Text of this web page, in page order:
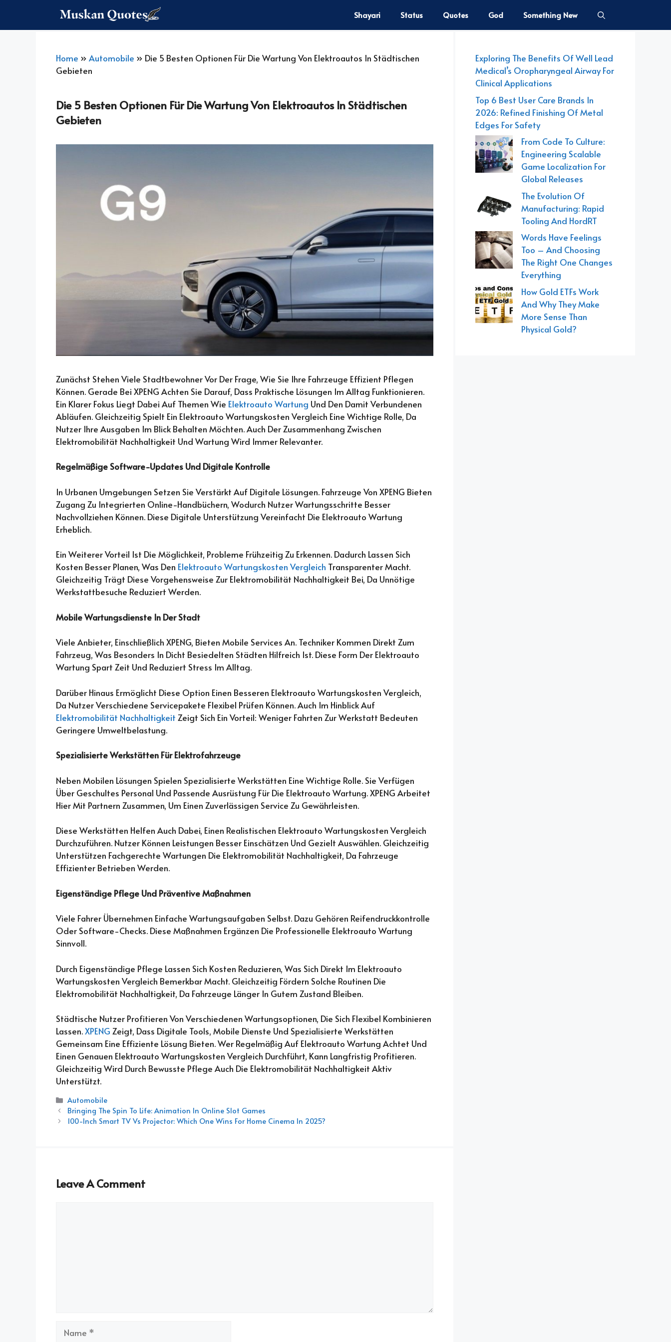
Content
Shayari Status Quotes God Something New
Home » Automobile » Die 5 Besten Optionen Für Die Wartung Von Elektroautos In Städtischen
Gebieten
Die 5 Besten Optionen Für Die Wartung Von Elektroautos In Städtischen
Gebieten
Zunächst Stehen Viele Stadtbewohner Vor Der Frage, Wie Sie Ihre Fahrzeuge Effizient Pflegen
Können. Gerade Bei XPENG Achten Sie Darauf, Dass Praktische Lösungen Im Alltag Funktionieren.
Ein Klarer Fokus Liegt Dabei Auf Themen Wie Elektroauto Wartung Und Den Damit Verbundenen
Abläufen. Gleichzeitig Spielt Ein Elektroauto Wartungskosten Vergleich Eine Wichtige Rolle, Da
Nutzer Ihre Ausgaben Im Blick Behalten Möchten. Auch Der Zusammenhang Zwischen
Elektromobilität Nachhaltigkeit Und Wartung Wird Immer Relevanter.
Regelmäßige Software-Updates Und Digitale Kontrolle
In Urbanen Umgebungen Setzen Sie Verstärkt Auf Digitale Lösungen. Fahrzeuge Von XPENG Bieten
Zugang Zu Integrierten Online-Handbüchern, Wodurch Nutzer Wartungsschritte Besser
Nachvollziehen Können. Diese Digitale Unterstützung Vereinfacht Die Elektroauto Wartung
Erheblich.
Ein Weiterer Vorteil Ist Die Möglichkeit, Probleme Frühzeitig Zu Erkennen. Dadurch Lassen Sich
Kosten Besser Planen, Was Den Elektroauto Wartungskosten Vergleich Transparenter Macht.
Gleichzeitig Trägt Diese Vorgehensweise Zur Elektromobilität Nachhaltigkeit Bei, Da Unnötige
Werkstattbesuche Reduziert Werden.
Mobile Wartungsdienste In Der Stadt
Viele Anbieter, Einschließlich XPENG, Bieten Mobile Services An. Techniker Kommen Direkt Zum
Fahrzeug, Was Besonders In Dicht Besiedelten Städten Hilfreich Ist. Diese Form Der Elektroauto
Wartung Spart Zeit Und Reduziert Stress Im Alltag.
Darüber Hinaus Ermöglicht Diese Option Einen Besseren Elektroauto Wartungskosten Vergleich,
Da Nutzer Verschiedene Servicepakete Flexibel Prüfen Können. Auch Im Hinblick Auf
Elektromobilität Nachhaltigkeit Zeigt Sich Ein Vorteil: Weniger Fahrten Zur Werkstatt Bedeuten
Geringere Umweltbelastung.
Spezialisierte Werkstätten FÜR Elektrofahrzeuge
Neben Mobilen Lösungen Spielen Spezialisierte Werkstätten Eine Wichtige Rolle. Sie Verfügen
Über Geschultes Personal Und Passende Ausrüstung Für Die Elektroauto Wartung. XPENG Arbeitet
Hier Mit Partnern Zusammen, Um Einen Zuverlässigen Service Zu Gewährleisten.
Diese Werkstätten Helfen Auch Dabei, Einen Realistischen Elektroauto Wartungskosten Vergleich
Durchzuführen. Nutzer Können Leistungen Besser Einschätzen Und Gezielt Auswählen. Gleichzeitig
Unterstützen Fachgerechte Wartungen Die Elektromobilität Nachhaltigkeit, Da Fahrzeuge
Effizienter Betrieben Werden.
Eigenständige Pflege Und Präventive Maßnahmen
Viele Fahrer Übernehmen Einfache Wartungsaufgaben Selbst. Dazu Gehören Reifendruckkontrolle
Oder Software-Checks. Diese Maßnahmen Ergänzen Die Professionelle Elektroauto Wartung
Sinnvoll.
Durch Eigenständige Pflege Lassen Sich Kosten Reduzieren, Was Sich Direkt Im Elektroauto
Wartungskosten Vergleich Bemerkbar Macht. Gleichzeitig Fördern Solche Routinen Die
Elektromobilität Nachhaltigkeit, Da Fahrzeuge Länger In Gutem Zustand Bleiben.
Städtische Nutzer Profitieren Von Verschiedenen Wartungsoptionen, Die Sich Flexibel Kombinieren
Lassen.XPENG Zeigt, Dass Digitale Tools, Mobile Dienste Und Spezialisierte Werkstätten
Gemeinsam Eine Effiziente Lösung Bieten. Wer Regelmäßig Auf Elektroauto Wartung Achtet Und
Einen Genauen Elektroauto Wartungskosten Vergleich Durchführt, Kann Langfristig Profitieren.
Gleichzeitig Wird Durch Bewusste Pflege Auch Die Elektromobilität Nachhaltigkeit Aktiv
Unterstützt.
Categories
Automobile
Bringing The Spin To Life: Animation In Online Slot Games
100-Inch Smart TV Vs Projector: Which One Wins For Home Cinema In 2025?
Leave A Comment
Exploring The Benefits Of Well Lead
Medical’s Oropharyngeal Airway For
Clinical Applications
Top 6 Best User Care Brands In
2026: Refined Finishing Of Metal
Edges For Safety
From Code To Culture:
Engineering Scalable
Game Localization For
Global Releases
The Evolution Of
Manufacturing: Rapid
Tooling And HordRT
Words Have Feelings
Too – And Choosing
The Right One Changes
Everything
How Gold ETFs Work
And Why They Make
More Sense Than
Physical Gold?